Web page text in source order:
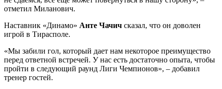
отметил Миланович.
Наставник «Динамо» Анте Чачич сказал, что он доволен
игрой в Тирасполе.
«Мы забили гол, который дает нам некоторое преимущество
перед ответной встречей. У нас есть достаточно опыта, чтобы
пройти в следующий раунд Лиги Чемпионов», – добавил
тренер гостей.